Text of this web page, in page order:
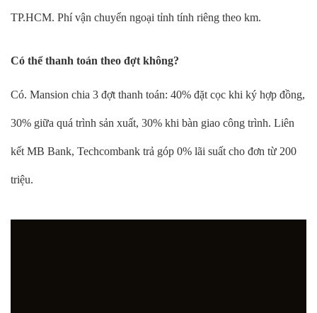
TP.HCM. Phí vận chuyển ngoại tỉnh tính riêng theo km.
Có thể thanh toán theo đợt không?
Có. Mansion chia 3 đợt thanh toán: 40% đặt cọc khi ký hợp đồng,
30% giữa quá trình sản xuất, 30% khi bàn giao công trình. Liên
kết MB Bank, Techcombank trả góp 0% lãi suất cho đơn từ 200
triệu.